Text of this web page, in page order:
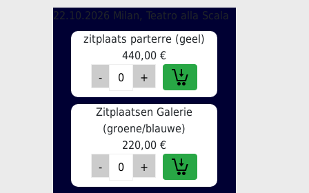
22.10.2026 Milan, Teatro alla Scala
zitplaats parterre (geel)
440,00 €
Zitplaatsen Galerie
(groene/blauwe)
220,00 €